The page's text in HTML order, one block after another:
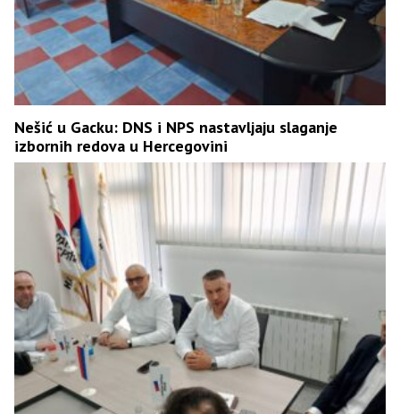
Nešić u Gacku: DNS i NPS nastavljaju slaganje
izbornih redova u Hercegovini